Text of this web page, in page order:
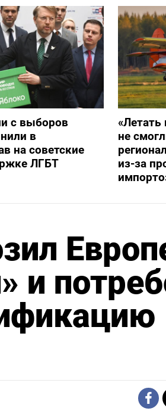
с выборов
в
на советские
ЛГБТ
не
из-за
и